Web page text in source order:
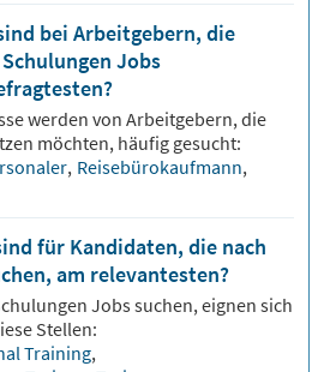
bei Arbeitgebern, die
Jobs
werden von Arbeitgebern, die
möchten, häufig gesucht:
, Reisebürokaufmann,
für Kandidaten, die nach
am relevantesten?
Jobs suchen, eignen sich
Stellen:
Training,